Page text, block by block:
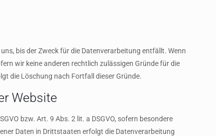
bis der Zweck für die Datenverarbeitung entfällt. Wenn
wir keine anderen rechtlich zulässigen Gründe für die
die Löschung nach Fortfall dieser Gründe.
Website
bzw. Art. 9 Abs. 2 lit. a DSGVO, sofern besondere
Daten in Drittstaaten erfolgt die Datenverarbeitung